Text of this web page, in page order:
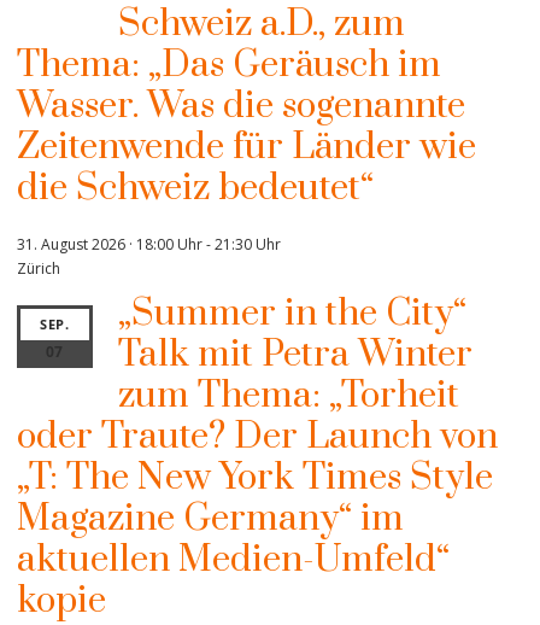
Schweiz a.D., zum
Thema: „Das Geräusch im
Wasser. Was die sogenannte
Zeitenwende für Länder wie
die Schweiz bedeutet“
31. August 2026 · 18:00 Uhr-21:30 Uhr
Zürich
SEP.
07
„Summer in the City“
Talk mit Petra Winter
zum Thema: „Torheit
oder Traute? Der Launch von
„T: The New York Times Style
Magazine Germany“ im
aktuellen Medien-Umfeld“
kopie